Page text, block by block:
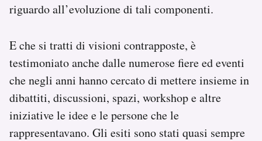
riguardo all’evoluzione di tali componenti.
E che si tratti di visioni contrapposte, è
testimoniato anche dalle numerose fiere ed eventi
che negli anni hanno cercato di mettere insieme in
dibattiti, discussioni, spazi, workshop e altre
iniziative le idee e le persone che le
rappresentavano. Gli esiti sono stati quasi sempre